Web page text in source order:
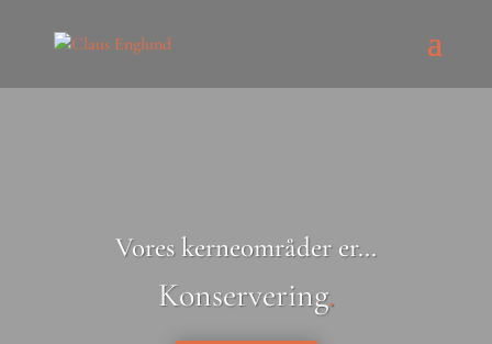
Vores kerneområder er...
Konservering.